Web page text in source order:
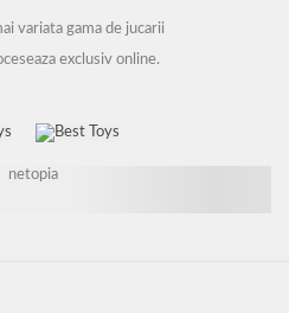
variata gama de jucarii
exclusiv online.